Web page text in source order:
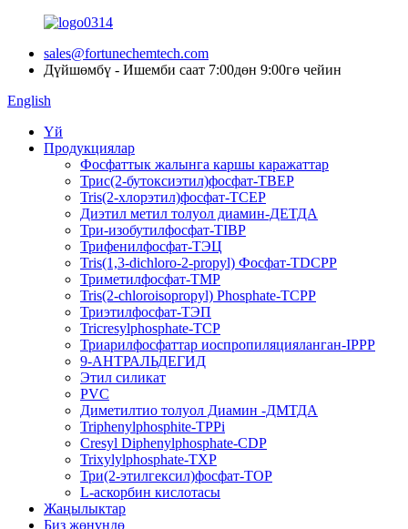
sales@fortunechemtech.com
Дүйшөмбү - Ишемби саат 7:00дөн 9:00гө чейин
English
Үй
Продукциялар
Фосфаттык жалынга каршы каражаттар
Трис(2-бутоксиэтил)фосфат-TBEP
Tris(2-хлорэтил)фосфат-TCEP
Диэтил метил толуол диамин-ДЕТДА
Три-изобутилфосфат-TIBP
Трифенилфосфат-ТЭЦ
Tris(1,3-dichloro-2-propyl) Фосфат-TDCPP
Триметилфосфат-TMP
Tris(2-chloroisopropyl) Phosphate-TCPP
Триэтилфосфат-ТЭП
Tricresylphosphate-TCP
Триарилфосфаттар иоспропиляцияланган-IPPP
9-АНТРАЛЬДЕГИД
Этил силикат
PVC
Диметилтио толуол Диамин -ДМТДА
Triphenylphosphite-TPPi
Cresyl Diphenylphosphate-CDP
Trixylylphosphate-TXP
Три(2-этилгексил)фосфат-TOP
L-аскорбин кислотасы
Жаңылыктар
Биз жөнүндө